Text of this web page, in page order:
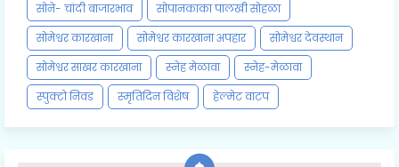
सोने- चांदी बाजारभाव
सोपानकाका पालखी सोहळा
सोमेश्वर कारखाना
सोमेश्वर कारखाना अपहार
सोमेश्वर देवस्थान
सोमेश्वर साखर कारखाना
स्नेह मेळावा
स्नेह-मेळावा
स्पुक्टो निवड
स्मृतिदिन विशेष हेल्मेट वाटप